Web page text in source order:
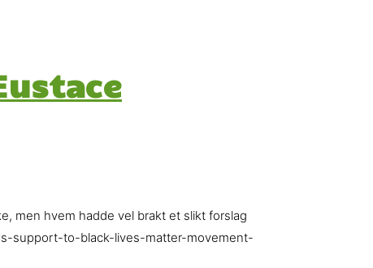
men hvem hadde vel brakt et slikt forslag
support-to-black-lives-matter-movement-